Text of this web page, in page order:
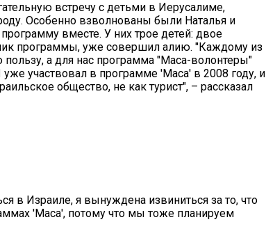
встречу с детьми в Иерусалиме,
Особенно взволнованы были Наталья и
вместе. У них трое детей: двое
программы, уже совершил алию. "Каждому из
а для нас программа "Маса-волонтеры"
участвовал в программе 'Маса' в 2008 году, и
общество, не как турист", – рассказал
в Израиле, я вынуждена извиниться за то, что
'Маса', потому что мы тоже планируем